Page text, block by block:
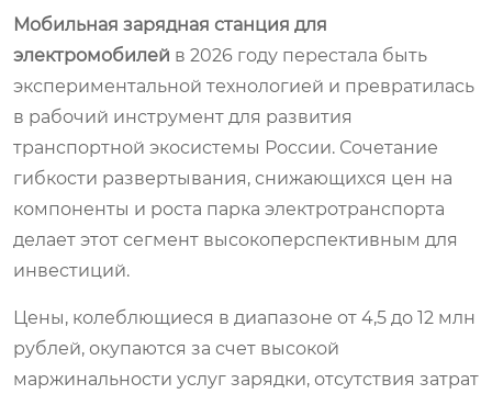
Мобильная зарядная станция для
электромобилей в 2026 году перестала быть
экспериментальной технологией и превратилась
в рабочий инструмент для развития
транспортной экосистемы России. Сочетание
гибкости развертывания, снижающихся цен на
компоненты и роста парка электротранспорта
делает этот сегмент высокоперспективным для
инвестиций.
Цены, колеблющиеся в диапазоне от 4,5 до 12 млн
рублей, окупаются за счет высокой
маржинальности услуг зарядки, отсутствия затрат